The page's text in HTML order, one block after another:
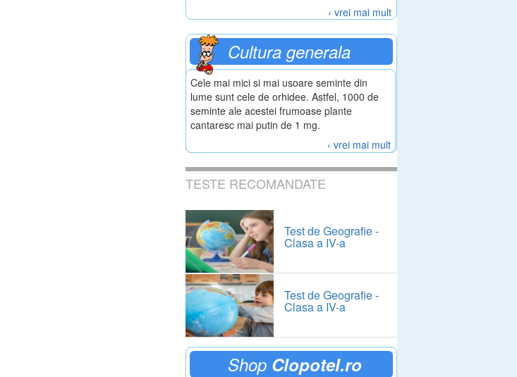
› vrei mai mult
Cultura generala
Cele mai mici si mai usoare seminte din
lume sunt cele de orhidee. Astfel, 1000 de
seminte ale acestei frumoase plante
cantaresc mai putin de 1 mg.
› vrei mai mult
TESTE RECOMANDATE
Test de Geografie -
Clasa a IV-a
Test de Geografie -
Clasa a IV-a
Shop Clopotel.ro